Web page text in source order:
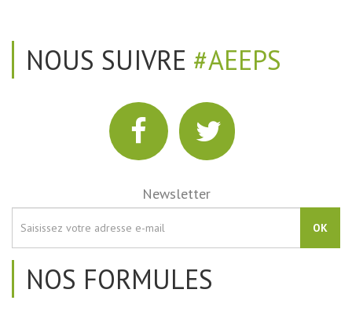
NOUS SUIVRE #AEEPS
Newsletter
OK
NOS FORMULES